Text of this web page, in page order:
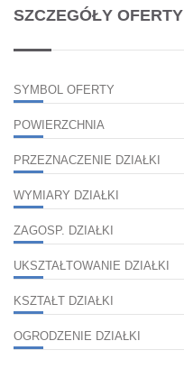
SZCZEGÓŁY OFERTY
SYMBOL OFERTY
POWIERZCHNIA
PRZEZNACZENIE DZIAŁKI
WYMIARY DZIAŁKI
ZAGOSP. DZIAŁKI
UKSZTAŁTOWANIE DZIAŁKI
KSZTAŁT DZIAŁKI
OGRODZENIE DZIAŁKI